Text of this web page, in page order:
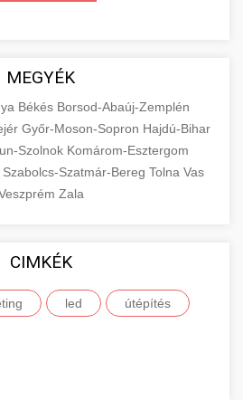
MEGYÉK
Békés Borsod-Abaúj-Zemplén
Győr-Moson-Sopron Hajdú-Bihar
Szolnok Komárom-Esztergom
Szabolcs-Szatmár-Bereg Tolna Vas
Zala
CIMKÉK
led útépítés